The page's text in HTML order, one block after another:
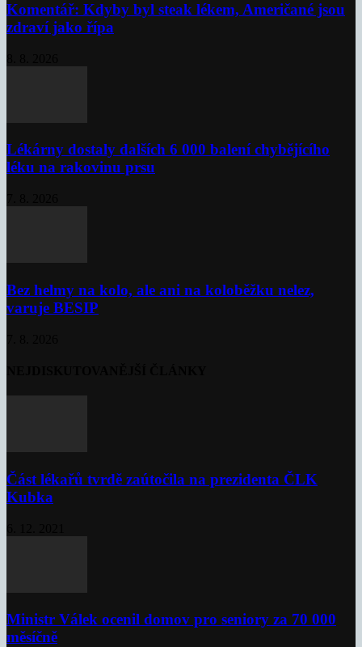
Komentář: Kdyby byl steak lékem, Američané jsou
zdraví jako řípa
Lékárny dostaly dalších 6 000 balení chybějícího
léku na rakovinu prsu
Bez helmy na kolo, ale ani na koloběžku nelez,
varuje BESIP
Část lékařů tvrdě zaútočila na prezidenta ČLK
Kubka
Ministr Válek ocenil domov pro seniory za 70 000
měsíčně